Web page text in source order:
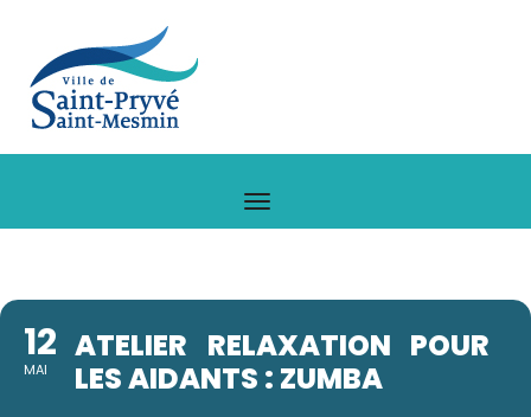
12
MAI
ATELIER RELAXATION POUR
LES AIDANTS : ZUMBA